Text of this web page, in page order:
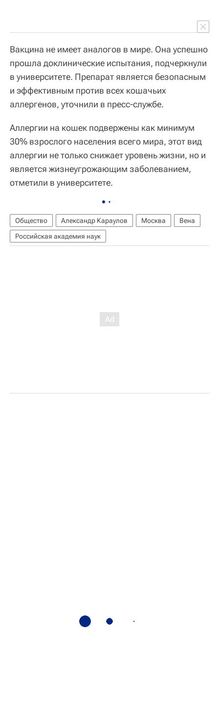
Вакцина не имеет аналогов в мире. Она успешно
прошла доклинические испытания, подчеркнули
в университете. Препарат является безопасным
и эффективным против всех кошачьих
аллергенов, уточнили в пресс-службе.
Аллергии на кошек подвержены как минимум
30% взрослого населения всего мира, этот вид
аллергии не только снижает уровень жизни, но и
является жизнеугрожающим заболеванием,
отметили в университете.
Общество Александр Караулов Москва
Вена
Российская академия наук